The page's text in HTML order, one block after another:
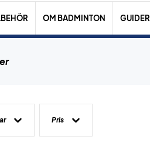
OM BADMINTON GUIDER
Pris